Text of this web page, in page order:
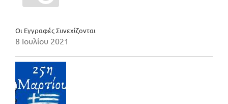
Οι Εγγραφές Συνεχίζονται
8 Ιουλίου 2021